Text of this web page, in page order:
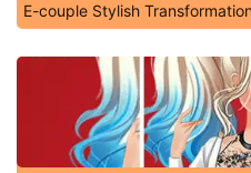
E-couple Stylish